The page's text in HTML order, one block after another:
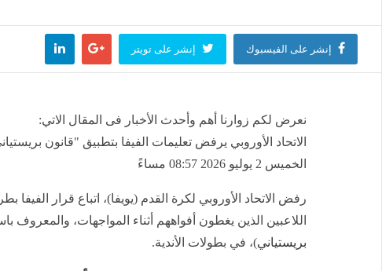
إقتصاد منذ ساعة واحدة
منذ ساعة واحدة
إنشر على الفيسبوك إنشر على تويتر
نعرض لكم زوارنا أهم وأحدث الأخبار فى المقال الاتي:
الاتحاد الأوروبي يرفض تعليمات الفيفا بتطبيق "قانون
الخميس 2 يوليو 2026 08:57 مساءً
رفض الاتحاد الأوروبي لكرة القدم (يويفا)، اتباع قرار الفيفا
اللاعبين الذين يغطون أفواههم أثناء المواجهات، والمعروف
بريستياني)، في بطولات الأندية.